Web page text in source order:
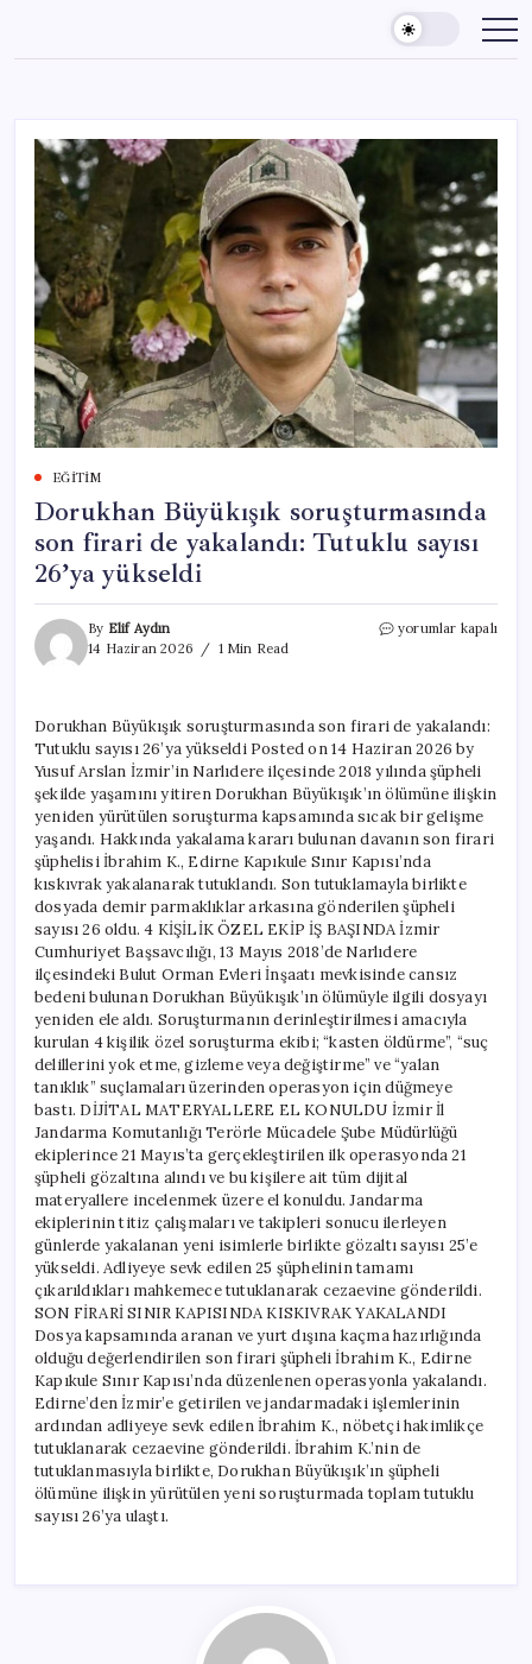
content
EĞITIM
Dorukhan Büyükışık soruşturmasında
son firari de yakalandı: Tutuklu sayısı
26’ya yükseldi
By Elif Aydın
14 Haziran 2026
1 Min Read
Dorukhan
de
yakalandı:
Tutuklu
sayısı
26’ya
yükseldi
için
yorumlar kapalı
Dorukhan Büyükışık soruşturmasında son firari de yakalandı:
Tutuklu sayısı 26’ya yükseldi Posted on 14 Haziran 2026 by
Yusuf Arslan İzmir’in Narlıdere ilçesinde 2018 yılında şüpheli
şekilde yaşamını yitiren Dorukhan Büyükışık’ın ölümüne ilişkin
yeniden yürütülen soruşturma kapsamında sıcak bir gelişme
yaşandı. Hakkında yakalama kararı bulunan davanın son firari
şüphelisi İbrahim K., Edirne Kapıkule Sınır Kapısı’nda
kıskıvrak yakalanarak tutuklandı. Son tutuklamayla birlikte
dosyada demir parmaklıklar arkasına gönderilen şüpheli
sayısı 26 oldu. 4 KİŞİLİK ÖZEL EKİP İŞ BAŞINDA İzmir
Cumhuriyet Başsavcılığı, 13 Mayıs 2018’de Narlıdere
ilçesindeki Bulut Orman Evleri İnşaatı mevkisinde cansız
bedeni bulunan Dorukhan Büyükışık’ın ölümüyle ilgili dosyayı
yeniden ele aldı. Soruşturmanın derinleştirilmesi amacıyla
kurulan 4 kişilik özel soruşturma ekibi; “kasten öldürme”, “suç
delillerini yok etme, gizleme veya değiştirme” ve “yalan
tanıklık” suçlamaları üzerinden operasyon için düğmeye
bastı. DİJİTAL MATERYALLERE EL KONULDU İzmir İl
Jandarma Komutanlığı Terörle Mücadele Şube Müdürlüğü
ekiplerince 21 Mayıs’ta gerçekleştirilen ilk operasyonda 21
şüpheli gözaltına alındı ve bu kişilere ait tüm dijital
materyallere incelenmek üzere el konuldu. Jandarma
ekiplerinin titiz çalışmaları ve takipleri sonucu ilerleyen
günlerde yakalanan yeni isimlerle birlikte gözaltı sayısı 25’e
yükseldi. Adliyeye sevk edilen 25 şüphelinin tamamı
çıkarıldıkları mahkemece tutuklanarak cezaevine gönderildi.
SON FİRARİ SINIR KAPISINDA KISKIVRAK YAKALANDI
Dosya kapsamında aranan ve yurt dışına kaçma hazırlığında
olduğu değerlendirilen son firari şüpheli İbrahim K., Edirne
Kapıkule Sınır Kapısı’nda düzenlenen operasyonla yakalandı.
Edirne’den İzmir’e getirilen ve jandarmadaki işlemlerinin
ardından adliyeye sevk edilen İbrahim K., nöbetçi hakimlikçe
tutuklanarak cezaevine gönderildi. İbrahim K.’nin de
tutuklanmasıyla birlikte, Dorukhan Büyükışık’ın şüpheli
ölümüne ilişkin yürütülen yeni soruşturmada toplam tutuklu
sayısı 26’ya ulaştı.